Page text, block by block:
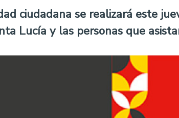
ciudadana se realizará este
Lucía y las personas que